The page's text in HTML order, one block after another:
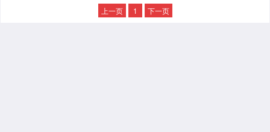
上一页 1 下一页